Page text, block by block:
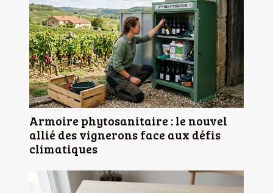
Armoire phytosanitaire : le nouvel
allié des vignerons face aux défis
climatiques